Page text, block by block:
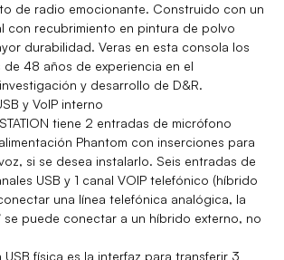
de radio emocionante. Construido con un
con recubrimiento en pintura de polvo
durabilidad. Veras en esta consola los
de 48 años de experiencia en el
y desarrollo de D&R.
y VoIP interno
tiene 2 entradas de micrófono
Phantom con inserciones para
si se desea instalarlo. Seis entradas de
USB y 1 canal VOIP telefónico (híbrido
una línea telefónica analógica, la
se puede conectar a un híbrido externo, no
física es la interfaz para transferir 3